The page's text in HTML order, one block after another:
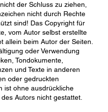
der Schluss zu ziehen,
nicht durch Rechte
sind! Das Copyright für
vom Autor selbst erstellte
allein beim Autor der Seiten.
oder Verwendung
Tondokumente,
und Texte in anderen
oder gedruckten
ist ohne ausdrückliche
Autors nicht gestattet.